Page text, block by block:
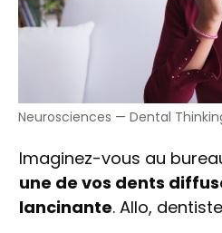
Neurosciences — Dental
Imaginez-vous au
une de vos dents
lancinante. Allo,